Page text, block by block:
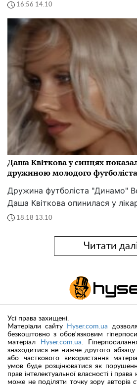
16:56 14.10
Даша Квіткова у синцях
дружиною молодого
Дружина футболіста "Динамо"
Даша Квіткова опинилася у
18:18 13.10
Читати
Усі права захищені.
Матеріали сайту
Hyser.com.ua
безкоштовно з обов'язковим
матеріал
Hyser.com.ua.
знаходитися не нижче другого
або часткового використання
умов буде розцінюватися як
прав інтелектуальної власності і
може не поділяти точку зору авторів